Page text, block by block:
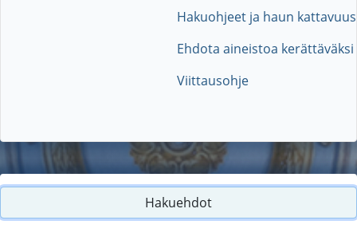
Hakuohjeet ja haun kattavuus
Ehdota aineistoa kerättäväksi
Viittausohje
Hakuehdot